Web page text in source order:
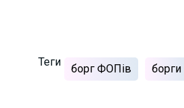
Теги
борг ФОПів борги